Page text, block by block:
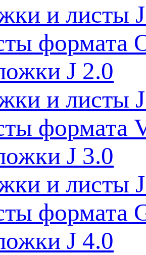
и листы
формата
J 2.0
и листы
формата
J 3.0
и листы
формата
J 4.0